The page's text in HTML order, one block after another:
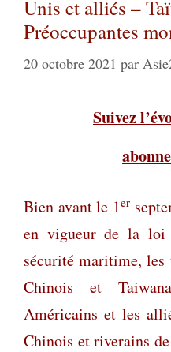
Unis et alliés –
Préoccupantes
20 octobre 2021 par
Suivez
Bien avant le 1er
en vigueur de la loi
sécurité maritime, les
Chinois et
Américains et les
Chinois et riverains